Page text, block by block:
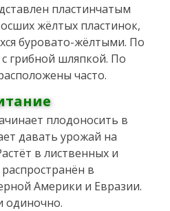
пластинчатым
жёлтых пластинок,
буровато-жёлтыми. По
грибной шляпкой. По
часто.
плодоносить в
давать урожай на
в лиственных и
в
Америки и Евразии.
одиночно.